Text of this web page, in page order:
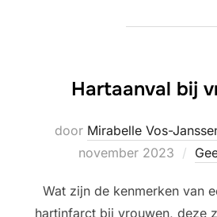
Hartaanval bij
door Mirabelle Vos-
november 2023
Wat zijn de kenmerken van
hartinfarct bij vrouwen, deze